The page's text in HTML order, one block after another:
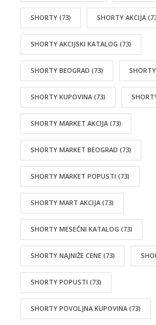
SHORTY (73) SHORTY AKCIJA
SHORTY AKCIJSKI KATALOG (73)
SHORTY BEOGRAD (73)
SHORTY KUPOVINA (73)
SHORTY MARKET AKCIJA (73)
SHORTY MARKET BEOGRAD (73)
SHORTY MARKET POPUSTI (73)
SHORTY MART AKCIJA (73)
SHORTY MESEČNI KATALOG (73)
SHORTY NAJNIŽE CENE (73)
SHORTY POPUSTI (73)
SHORTY POVOLJNA KUPOVINA (73)